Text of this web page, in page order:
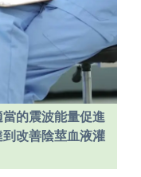
的震波能量促進
改善陰莖血液灌